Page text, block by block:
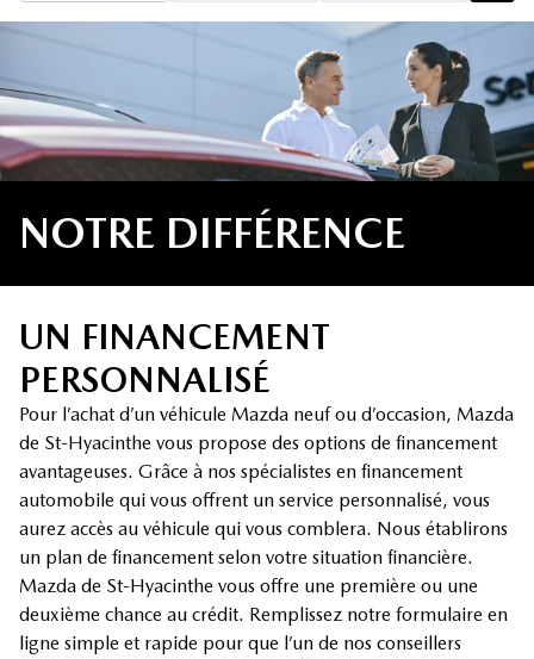
NOTRE DIFFÉRENCE
UN FINANCEMENT
PERSONNALISÉ
Pour l’achat d’un véhicule Mazda neuf ou d’occasion, Mazda
de St-Hyacinthe vous propose des options de financement
avantageuses. Grâce à nos spécialistes en financement
automobile qui vous offrent un service personnalisé, vous
aurez accès au véhicule qui vous comblera. Nous établirons
un plan de financement selon votre situation financière.
Mazda de St-Hyacinthe vous offre une première ou une
deuxième chance au crédit. Remplissez notre formulaire en
ligne simple et rapide pour que l’un de nos conseillers